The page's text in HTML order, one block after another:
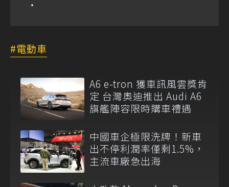
電動車
A6 e-tron 獲車訊風雲獎肯
定 台灣奧迪推出 Audi A6
旗艦陣容限時購車禮遇
中國車企極限洗牌！新車
出不停利潤率僅剩1.5%，
主流車廠急出海